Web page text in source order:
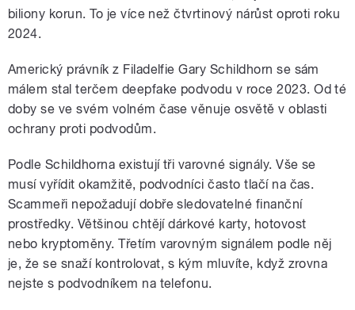
biliony korun. To je více než čtvrtinový nárůst oproti roku
2024.
Americký právník z Filadelfie Gary Schildhorn se sám
málem stal terčem deepfake podvodu v roce 2023. Od té
doby se ve svém volném čase věnuje osvětě v oblasti
ochrany proti podvodům.
Podle Schildhorna existují tři varovné signály. Vše se
musí vyřídit okamžitě, podvodníci často tlačí na čas.
Scammeři nepožadují dobře sledovatelné finanční
prostředky. Většinou chtějí dárkové karty, hotovost
nebo kryptoměny. Třetím varovným signálem podle něj
je, že se snaží kontrolovat, s kým mluvíte, když zrovna
nejste s podvodníkem na telefonu.